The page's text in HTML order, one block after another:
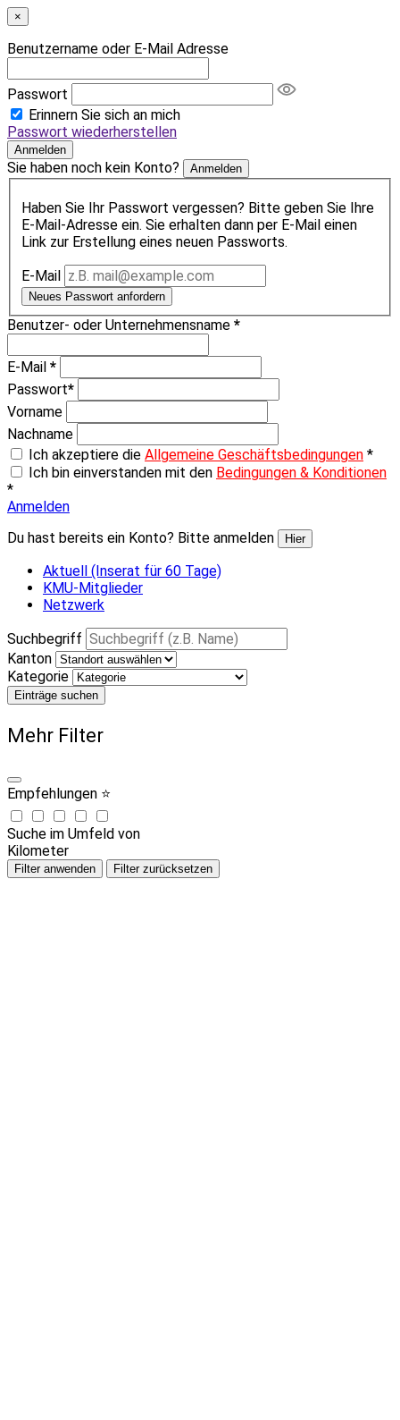
×
Benutzername oder E-Mail Adresse
Passwort
Erinnern Sie sich an mich
Passwort wiederherstellen
Anmelden
Sie haben noch kein Konto? Anmelden
Haben Sie Ihr Passwort vergessen? Bitte geben Sie Ihre
E-Mail-Adresse ein. Sie erhalten dann per E-Mail einen
Link zur Erstellung eines neuen Passworts.
E-Mail
Neues Passwort anfordern
Benutzer- oder Unternehmensname *
E-Mail *
Passwort*
Vorname
Nachname
Ich akzeptiere die Allgemeine Geschäftsbedingungen *
Ich bin einverstanden mit den Bedingungen & Konditionen
*
Anmelden
Du hast bereits ein Konto? Bitte anmelden
Hier
Aktuell (Inserat für 60 Tage)
KMU-Mitglieder
Netzwerk
Suchbegriff
Kanton
Kategorie
Einträge suchen
Mehr Filter
Empfehlungen ⭐
Suche im Umfeld von
Kilometer
Filter anwenden Filter zurücksetzen